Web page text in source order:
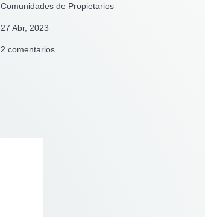
Comunidades de Propietarios
27 Abr, 2023
2 comentarios